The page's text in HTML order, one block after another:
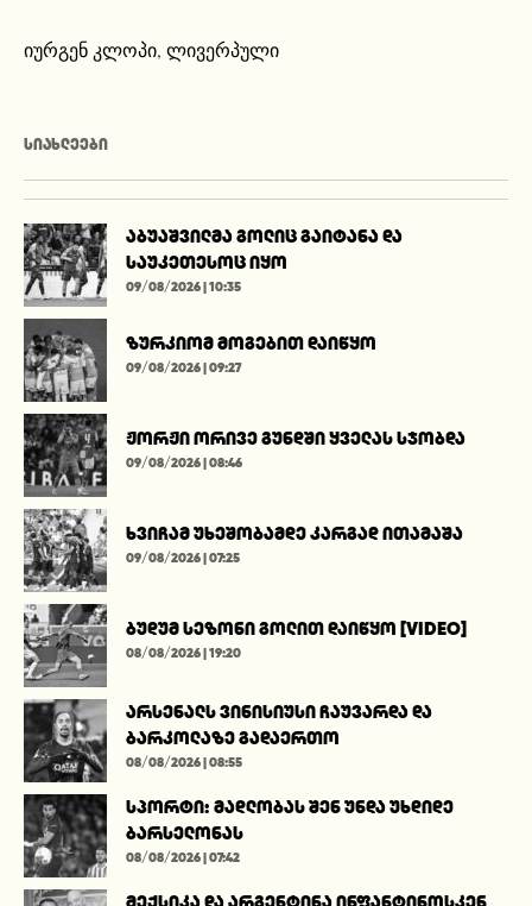
იურგენ კლოპი, ლივერპული
ᲡᲘᲐᲮᲚᲔᲔᲑᲘ
აბუაშვილმა გოლიც გაიტანა და
საუკეთესოც იყო
09/08/2026 | 10:35
ზურკიომ მოგებით დაიწყო
09/08/2026 | 09:27
ჟორჟი ორივე გუნდში ყველას სჯობდა
09/08/2026 | 08:46
ხვიჩამ უხეშობამდე კარგად ითამაშა
09/08/2026 | 07:25
ბუდუმ სეზონი გოლით დაიწყო [VIDEO]
08/08/2026 | 19:20
არსენალს ვინისიუსი ჩაუვარდა და
ბარკოლაზე გადაერთო
08/08/2026 | 08:55
სპორტი: მადლობას შენ უნდა უხდიდე
ბარსელონას
08/08/2026 | 07:42
მექსიკა და არგენტინა ინფანტინოსკენ